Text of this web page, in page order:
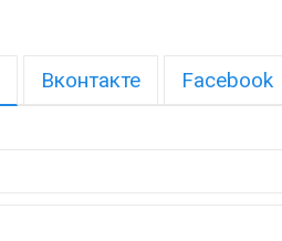
Вконтакте Facebook